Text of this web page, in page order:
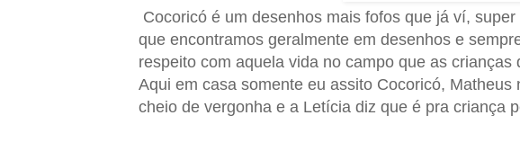
Cocoricó é um desenhos mais fofos que já ví,
que encontramos geralmente em desenhos e
respeito com aquela vida no campo que as crianças
Aqui em casa somente eu assito Cocoricó,
cheio de vergonha e a Letícia diz que é pra criança